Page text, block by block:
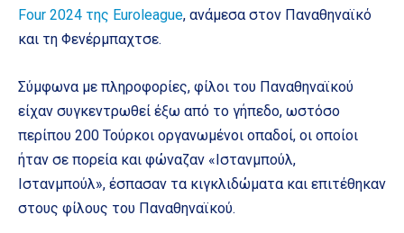
Four 2024 της Euroleague, ανάμεσα στον Παναθηναϊκό
και τη Φενέρμπαχτσε.
Σύμφωνα με πληροφορίες, φίλοι του Παναθηναϊκού
είχαν συγκεντρωθεί έξω από το γήπεδο, ωστόσο
περίπου 200 Τούρκοι οργανωμένοι οπαδοί, οι οποίοι
ήταν σε πορεία και φώναζαν «Ιστανμπούλ,
Ιστανμπούλ», έσπασαν τα κιγκλιδώματα και επιτέθηκαν
στους φίλους του Παναθηναϊκού.